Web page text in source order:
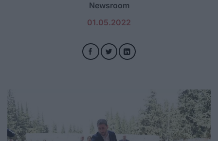
Newsroom
01.05.2022